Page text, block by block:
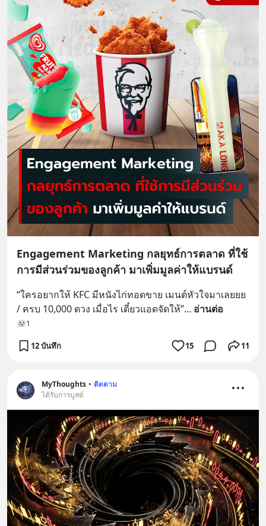
Engagement Marketing กลยุทธ์การตลาด ที่ใช้
การมีส่วนร่วมของลูกค้า มาเพิ่มมูลค่าให้แบรนด์
“ใครอยากให้ KFC มีหนังไก่ทอดขาย เมนต์หัวใจมาเลยยย
/ ครบ 10,000 ดวง เมื่อไร เดี๋ยวแอดจัดให้”... อ่านต่อ
1
12 บันทึก 15 11
MyThoughts • ติดตาม
ได้รับการบูสต์